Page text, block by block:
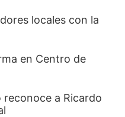
locales con la
en Centro de
reconoce a Ricardo